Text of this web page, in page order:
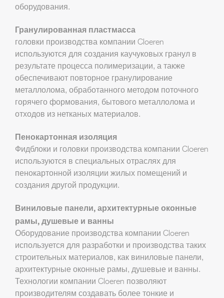
оборудования.
Гранулированная пластмасса
головки производства компании Cloeren
используются для создания каучуковых гранул в
результате процесса полимеризации, а также
обеспечивают повторное гранулирование
металлолома, обработанного методом поточного
горячего формования, бытового металлолома и
отходов из нетканых материалов.
Пенокартонная изоляция
Фидблоки и головки производства компании Cloeren
используются в специальных отраслях для
пенокартонной изоляции жилых помещений и
создания другой продукции.
Виниловые панели, архитектурные оконные
рамы, душевые и ванны
Оборудование производства компании Cloeren
используется для разработки и производства таких
строительных материалов, как виниловые панели,
архитектурные оконные рамы, душевые и ванны.
Технологии компании Cloeren позволяют
производителям создавать более тонкие и